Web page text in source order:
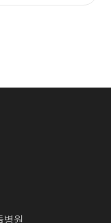
병원